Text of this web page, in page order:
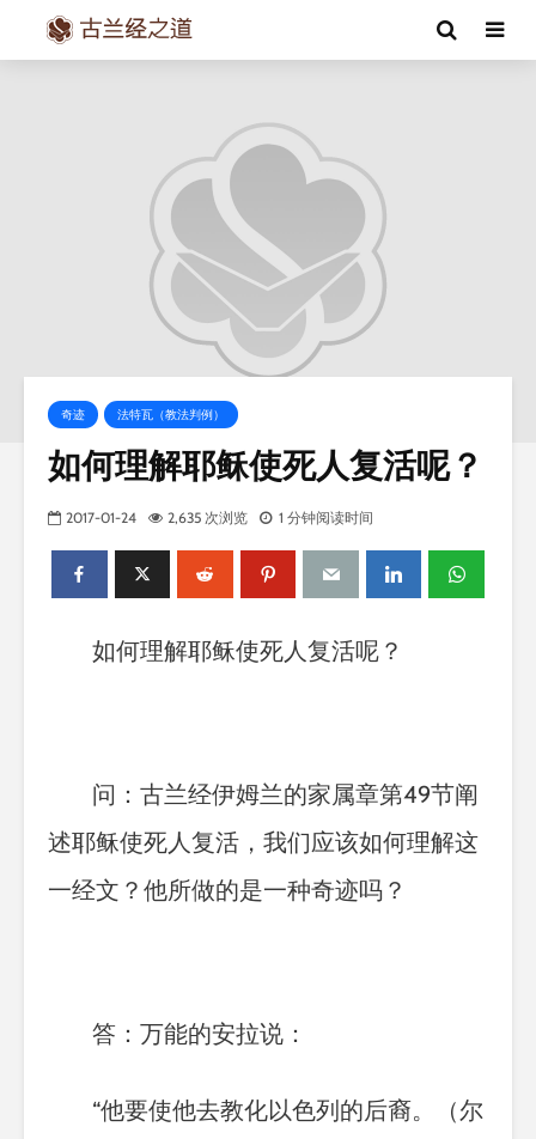
奇迹 法特瓦（教法判例）
如何理解耶稣使死人复活呢？
2017-01-24 2,635 次浏览 1 分钟阅读时间
如何理解耶稣使死人复活呢？
问：古兰经伊姆兰的家属章第49节阐
述耶稣使死人复活，我们应该如何理解这
一经文？他所做的是一种奇迹吗？
答：万能的安拉说：
“他要使他去教化以色列的后裔。（尔